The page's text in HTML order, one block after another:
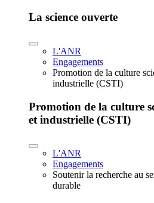
La science ouverte
L'ANR
Engagements
Promotion de la culture
industrielle (CSTI)
Promotion de la culture
et industrielle (CSTI)
L'ANR
Engagements
Soutenir la recherche au
durable